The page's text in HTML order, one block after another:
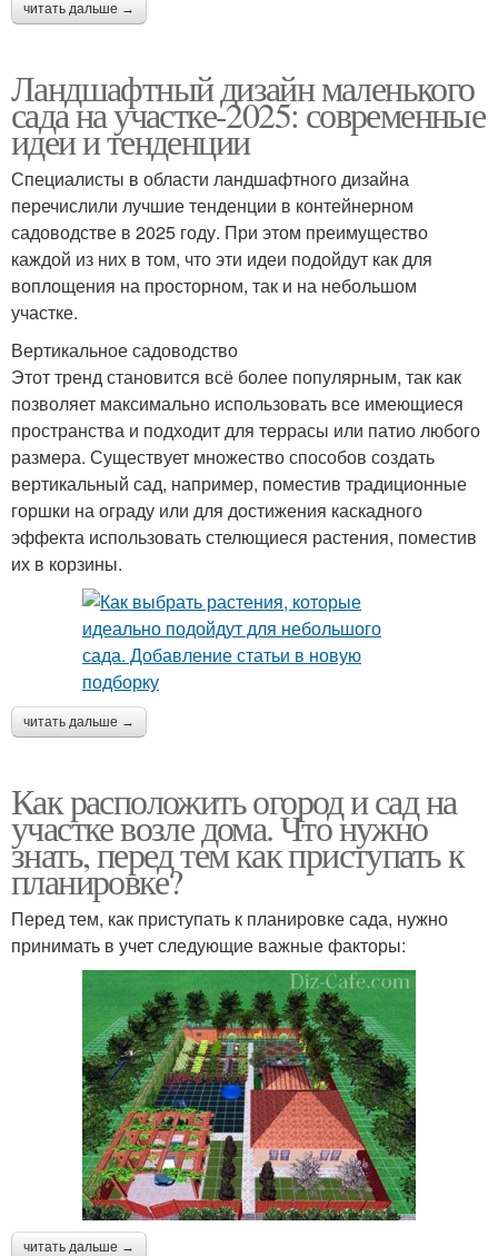
читать дальше →
Ландшафтный дизайн маленького
сада на участке-2025: современные
идеи и тенденции
Специалисты в области ландшафтного дизайна
перечислили лучшие тенденции в контейнерном
садоводстве в 2025 году. При этом преимущество
каждой из них в том, что эти идеи подойдут как для
воплощения на просторном, так и на небольшом
участке.
Вертикальное садоводство
Этот тренд становится всё более популярным, так как
позволяет максимально использовать все имеющиеся
пространства и подходит для террасы или патио любого
размера. Существует множество способов создать
вертикальный сад, например, поместив традиционные
горшки на ограду или для достижения каскадного
эффекта использовать стелющиеся растения, поместив
их в корзины.
читать дальше →
Как расположить огород и сад на
участке возле дома. Что нужно
знать, перед тем как приступать к
планировке?
Перед тем, как приступать к планировке сада, нужно
принимать в учет следующие важные факторы:
читать дальше →